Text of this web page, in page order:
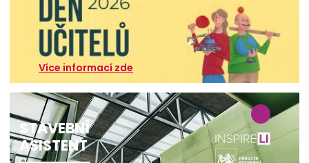
Více informací zde
STAVEBNÍ
ASISTENT